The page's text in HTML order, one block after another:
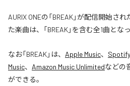
AURIX ONEの「BREAK」が配信開始さ
た楽曲は、「BREAK」を含む全1曲とな
なお「BREAK」は、 Apple Music、 Spotify
Music、 Amazon Music Unlimitedなどの
ができる。